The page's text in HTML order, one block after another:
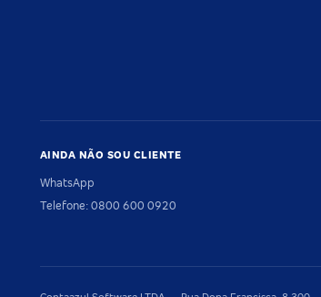
AINDA NÃO SOU CLIENTE
WhatsApp
Telefone: 0800 600 0920